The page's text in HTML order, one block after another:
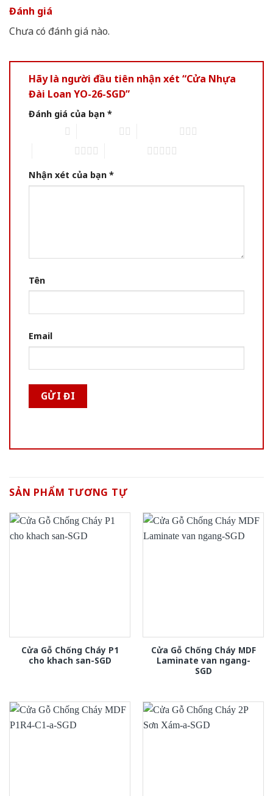
Đánh giá
Chưa có đánh giá nào.
Hãy là người đầu tiên nhận xét “Cửa Nhựa
Đài Loan YO-26-SGD”
Đánh giá của bạn *
Nhận xét của bạn *
Tên
Email
SẢN PHẨM TƯƠNG TỰ
Cửa Gỗ Chống Cháy P1
cho khach san-SGD
Cửa Gỗ Chống Cháy MDF
Laminate van ngang-
SGD